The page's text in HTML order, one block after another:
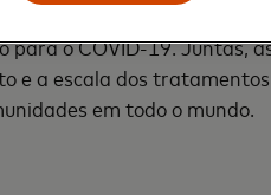
anunciou uma parceria
o COVID-19. Juntas,
a escala dos
em todo o mundo.